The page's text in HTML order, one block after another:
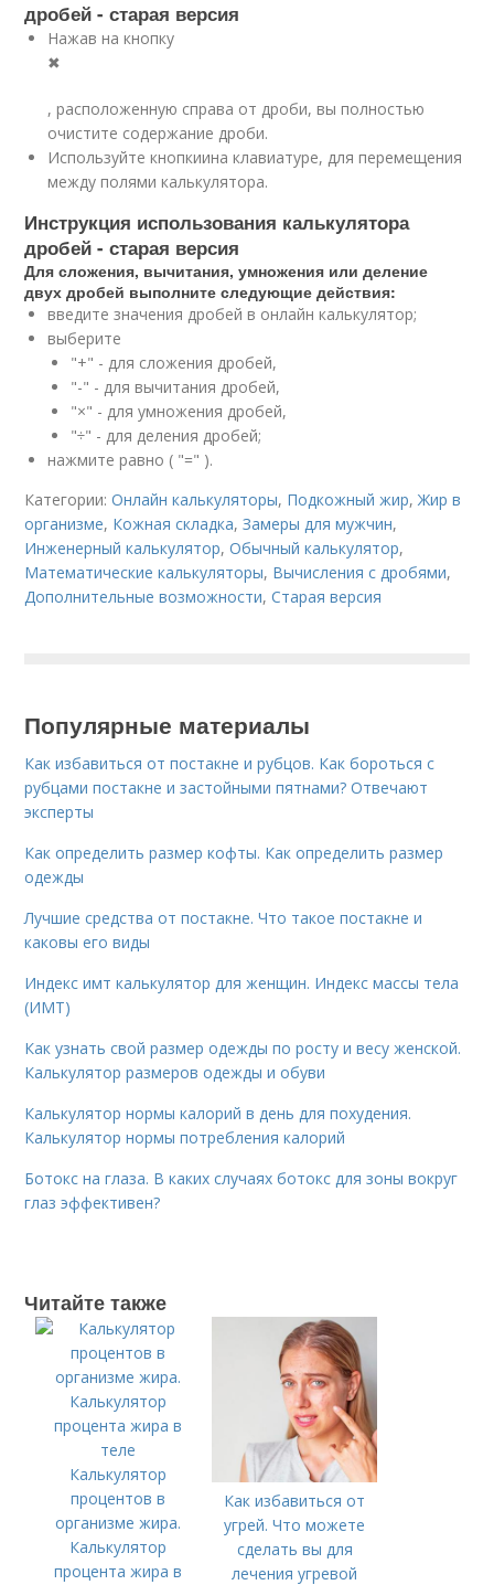
дробей - старая версия
Нажав на кнопку
✖
, расположенную справа от дроби, вы полностью
очистите содержание дроби.
Используйте кнопкиина клавиатуре, для перемещения
между полями калькулятора.
Инструкция использования калькулятора
дробей - старая версия
Для сложения, вычитания, умножения или деление
двух дробей выполните следующие действия:
введите значения дробей в онлайн калькулятор;
выберите
"+" - для сложения дробей,
"-" - для вычитания дробей,
"×" - для умножения дробей,
"÷" - для деления дробей;
нажмите равно ( "=" ).
Категории:Онлайн калькуляторы, Подкожный жир,Жир в
организме, Кожная складка,Замеры для мужчин,
Инженерный калькулятор,Обычный калькулятор,
Математические калькуляторы, Вычисления с дробями,
Дополнительные возможности,Старая версия
Популярные материалы
Как избавиться от постакне и рубцов. Как бороться с
рубцами постакне и застойными пятнами? Отвечают
эксперты
Как определить размер кофты. Как определить размер
одежды
Лучшие средства от постакне. Что такое постакне и
каковы его виды
Индекс имт калькулятор для женщин. Индекс массы тела
(ИМТ)
Как узнать свой размер одежды по росту и весу женской.
Калькулятор размеров одежды и обуви
Калькулятор нормы калорий в день для похудения.
Калькулятор нормы потребления калорий
Ботокс на глаза. В каких случаях ботокс для зоны вокруг
глаз эффективен?
Читайте также
Калькулятор
процентов в
организме жира.
Калькулятор
процента жира в
Как избавиться от
угрей. Что можете
сделать вы для
лечения угревой